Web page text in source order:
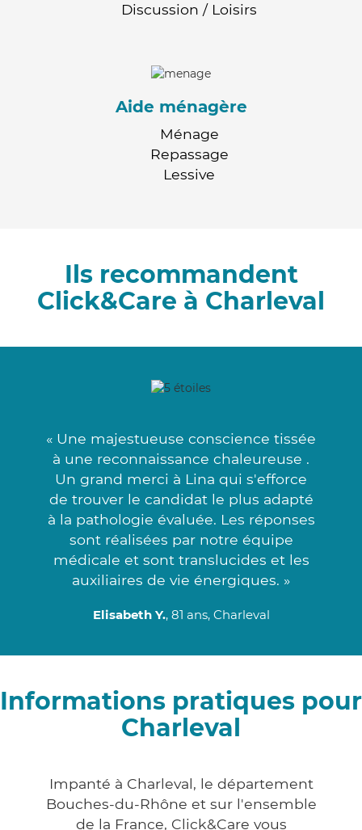
Discussion / Loisirs
Aide ménagère
Ménage
Repassage
Lessive
Ils recommandent
Click&Care à Charleval
« Une majestueuse conscience tissée
à une reconnaissance chaleureuse .
Un grand merci à Lina qui s'efforce
de trouver le candidat le plus adapté
à la pathologie évaluée. Les réponses
sont réalisées par notre équipe
médicale et sont translucides et les
auxiliaires de vie énergiques. »
Elisabeth Y., 81 ans, Charleval
Informations pratiques pour
Charleval
Impanté à Charleval, le département
Bouches-du-Rhône et sur l'ensemble
de la France, Click&Care vous